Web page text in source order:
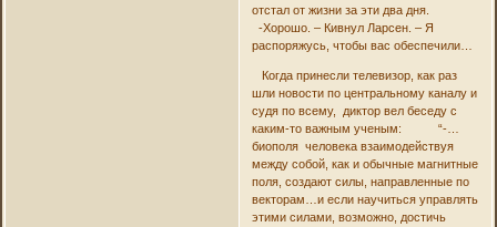
отстал от жизни за эти два дня.
-Хорошо. – Кивнул Ларсен. – Я
распоряжусь, чтобы вас обеспечили…
Когда принесли телевизор, как раз
шли новости по центральному каналу и
судя по всему, диктор вел беседу с
каким-то важным ученым: “-…
биополя человека взаимодействуя
между собой, как и обычные магнитные
поля, создают силы, направленные по
векторам…и если научиться управлять
этими силами, возможно, достичь